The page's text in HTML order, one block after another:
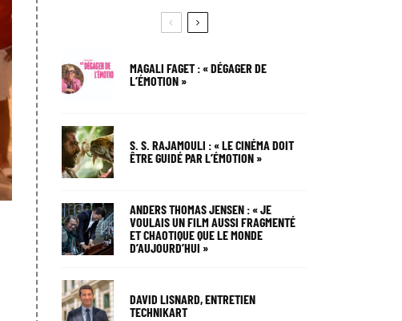
MAGALI FAGET : « DÉGAGER DE
L’ÉMOTION »
S. S. RAJAMOULI : « LE CINÉMA DOIT
ÊTRE GUIDÉ PAR L’ÉMOTION »
ANDERS THOMAS JENSEN : « JE
VOULAIS UN FILM AUSSI FRAGMENTÉ
ET CHAOTIQUE QUE LE MONDE
D’AUJOURD’HUI »
DAVID LISNARD, ENTRETIEN
TECHNIKART